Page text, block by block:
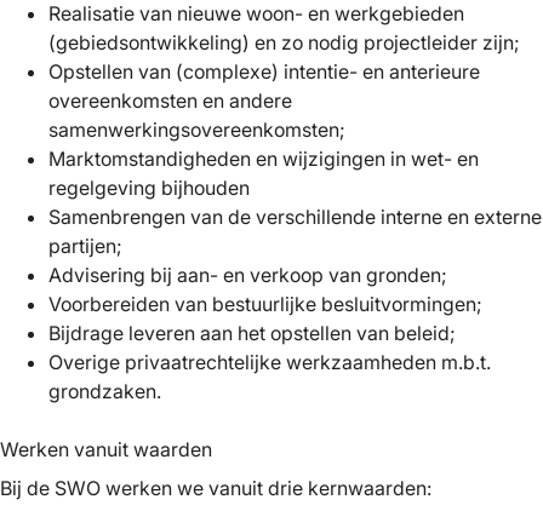
Realisatie van nieuwe woon- en werkgebieden
(gebiedsontwikkeling) en zo nodig projectleider zijn;
Opstellen van (complexe) intentie- en anterieure
overeenkomsten en andere
samenwerkingsovereenkomsten;
Marktomstandigheden en wijzigingen in wet- en
regelgeving bijhouden
Samenbrengen van de verschillende interne en externe
partijen;
Advisering bij aan- en verkoop van gronden;
Voorbereiden van bestuurlijke besluitvormingen;
Bijdrage leveren aan het opstellen van beleid;
Overige privaatrechtelijke werkzaamheden m.b.t.
grondzaken.
Werken vanuit waarden
Bij de SWO werken we vanuit drie kernwaarden: